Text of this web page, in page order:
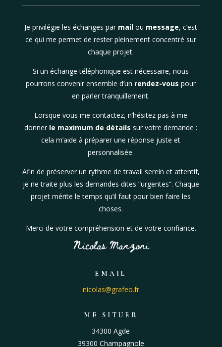
Je privilégie les échanges par mail ou message, c’est
ce qui me permet de rester pleinement concentré sur
chaque projet.
Si un échange téléphonique est nécessaire, nous
pourrons convenir ensemble d’un rendez-vous pour
en parler tranquillement.
Lorsque vous me contactez, n’hésitez pas à me
donner le maximum de détails sur votre demande :
cela m’aide à préparer une réponse juste et
personnalisée.
Afin de préserver un rythme de travail serein et attentif,
je ne traite plus les demandes dites “urgentes”. Chaque
projet mérite le temps qu’il faut pour bien faire les
choses.
Merci de votre compréhension et de votre confiance.
Nicolas Manzoni
EMAIL
nicolas@grafeo.fr
ME SITUER
34300 Agde
39300 Champagnole